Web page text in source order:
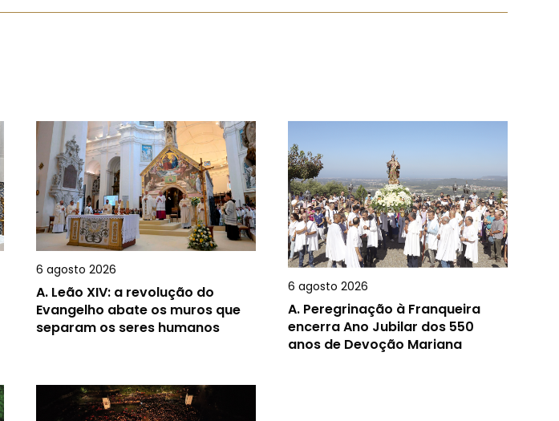
6 agosto 2026
A. Leão XIV: a revolução do
Evangelho abate os muros que
separam os seres humanos
6 agosto 2026
A. Peregrinação à Franqueira
encerra Ano Jubilar dos 550
anos de Devoção Mariana